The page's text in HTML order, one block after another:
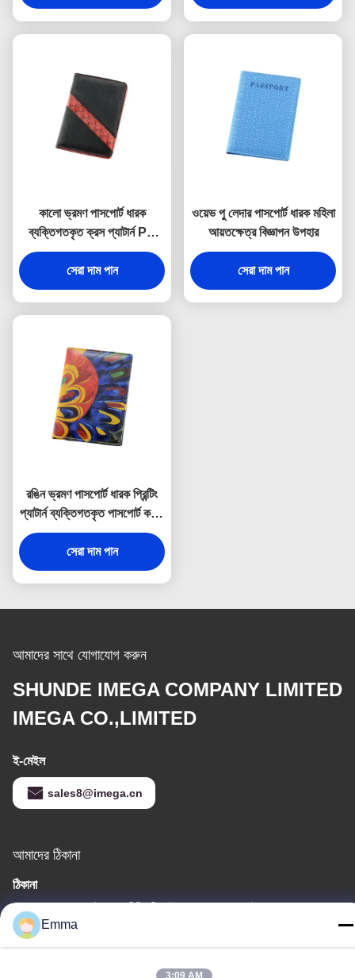
কালো ভ্রমণ পাসপোর্ট ধারক
ব্যক্তিগতকৃত ক্রস প্যাটার্ন PU
চামড়া
সেরা দাম পান
ওয়েভ পু লেদার পাসপোর্ট ধারক মহিলা
আয়তক্ষেত্র বিজ্ঞাপন উপহার
সেরা দাম পান
রঙিন ভ্রমণ পাসপোর্ট ধারক প্রিন্টিং
প্যাটার্ন ব্যক্তিগতকৃত পাসপোর্ট কভার
ওয়ালেট
সেরা দাম পান
আমাদের সাথে যোগাযোগ করুন
SHUNDE IMEGA COMPANY LIMITED
IMEGA CO.,LIMITED
ই-মেইল
sales8@imega.cn
আমাদের ঠিকানা
ঠিকানা
রুম 1209-1210, হাই জুন দা বিল্ডিং বি, গুইঝো দা দাও ঝং, রোংগুই, শুন্ডে, ফোশান,
গুয়াংডং, চীনEmma
3:09 AM